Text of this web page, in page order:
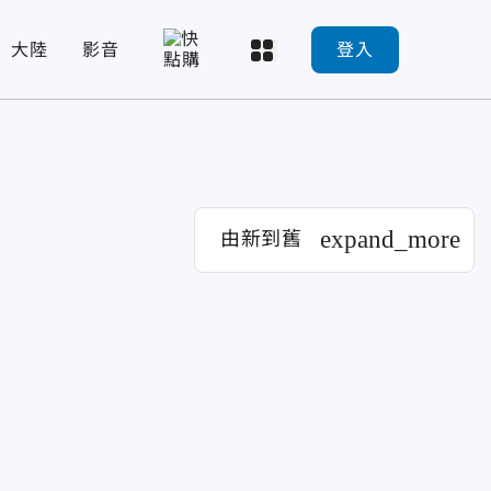
大陸 影音 登入
由新到舊 expand_more